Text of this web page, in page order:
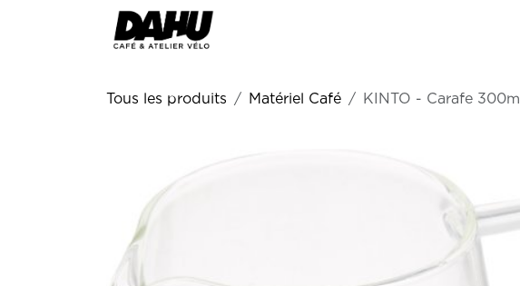
Se rendre au contenu
Tous les produits Matériel Café KINTO - Carafe 300ml